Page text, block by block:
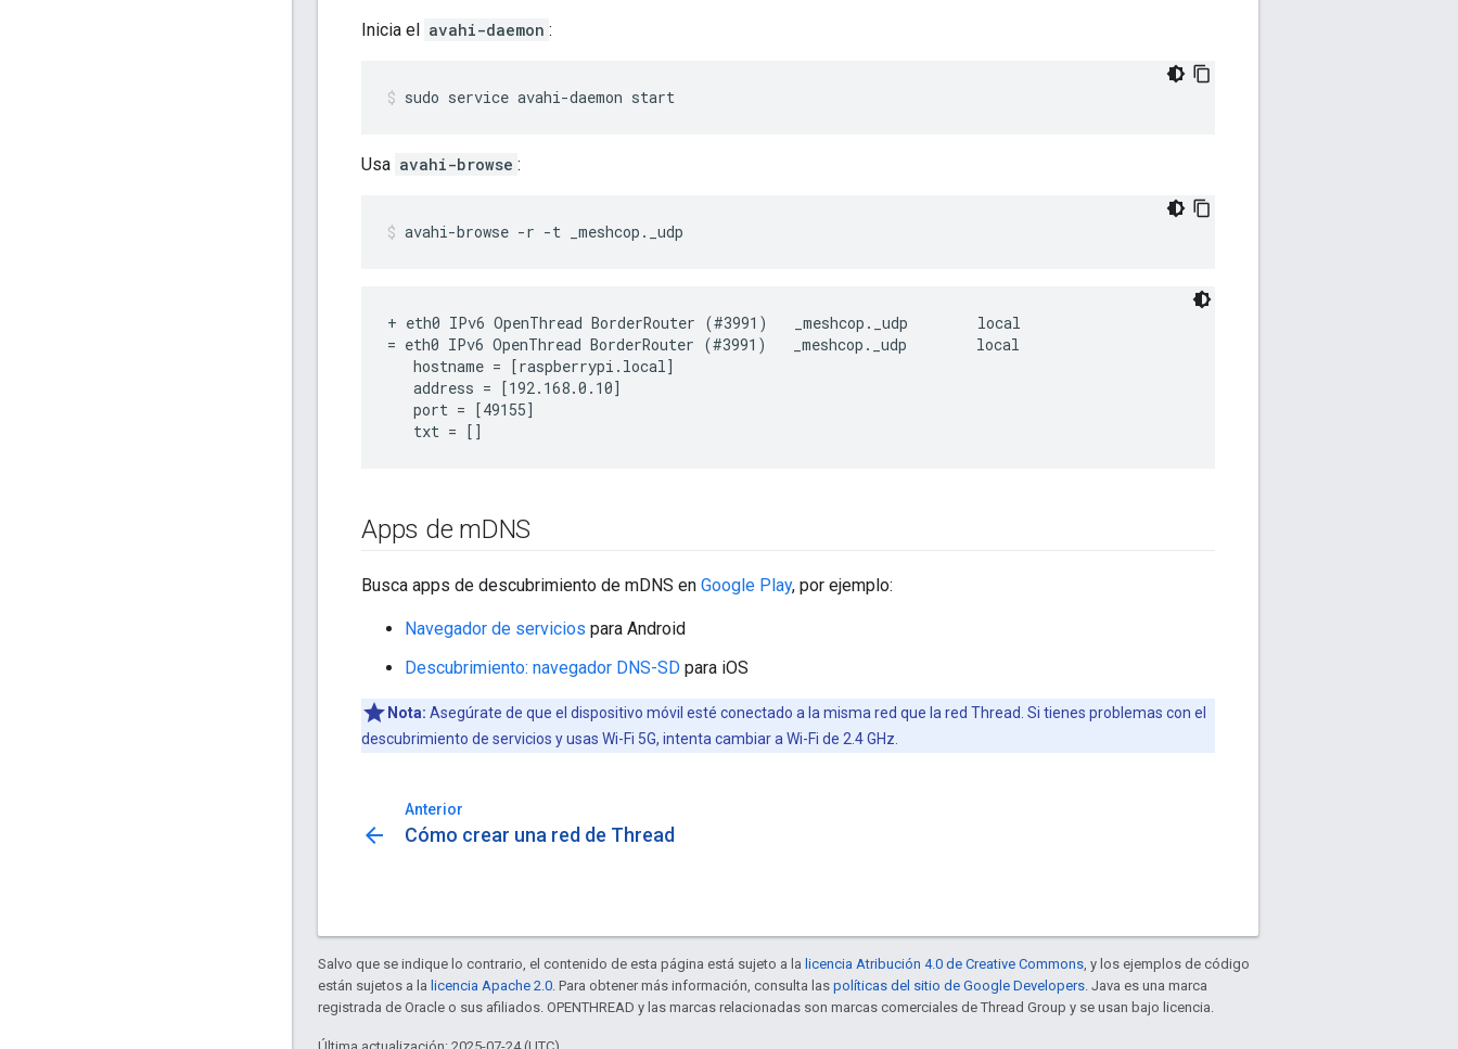
Inicia el avahi-daemon :
sudo service avahi-daemon start
Usa avahi-browse :
avahi-browse -r -t _meshcop._udp
+ eth0 IPv6 OpenThread BorderRouter (#3991)   _meshcop._udp        local
= eth0 IPv6 OpenThread BorderRouter (#3991)   _meshcop._udp        local
   hostname = [raspberrypi.local]
   address = [192.168.0.10]
   port = [49155]
Apps de mDNS
Busca apps de descubrimiento de mDNS en Google Play, por ejemplo:
Navegador de servicios para Android
Descubrimiento: navegador DNS-SD para iOS
Nota: Asegúrate de que el dispositivo móvil esté conectado a la misma red que la red Thread. Si tienes problemas con el
descubrimiento de servicios y usas Wi-Fi 5G, intenta cambiar a Wi-Fi de 2.4 GHz.
Anterior
arrow_back Cómo crear una red de Thread
Salvo que se indique lo contrario, el contenido de esta página está sujeto a la licencia Atribución 4.0 de Creative Commons, y los ejemplos de código
están sujetos a la licencia Apache 2.0. Para obtener más información, consulta las políticas del sitio de Google Developers. Java es una marca
registrada de Oracle o sus afiliados. OPENTHREAD y las marcas relacionadas son marcas comerciales de Thread Group y se usan bajo licencia.